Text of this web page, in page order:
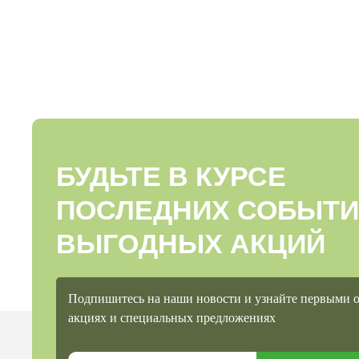
БУДЬТЕ В КУРСЕ
ПОСЛЕДНИХ
ВЫГОДНЫХ АКЦИЙ
Подпишитесь на наши новости и узнайте первыми
акциях и специальных предложениях